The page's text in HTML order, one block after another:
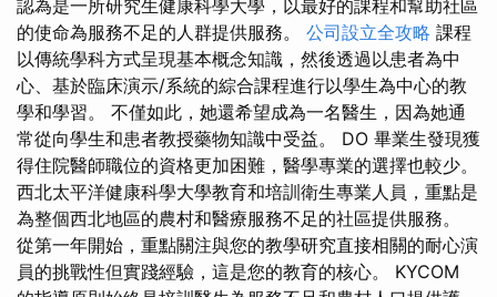
認為是一所研究生健康科學大學，以最好的課程和幫助社區
的使命為服務不足的人群提供服務。 公司設立全攻略 課程
以傳統學科方式呈現基本概念知識，然後透過以患者為中
心、基於臨床演示/系統的綜合課程進行以學生為中心的教
學和學習。 不僅如此，她還希望成為一名醫生，因為她通
常從向學生和患者教授藥物知識中受益。 DO 畢業生發現獲
得住院醫師職位的資格更加困難，醫學專業的選擇也較少。
西北太平洋健康科學大學教育和培訓衛生專業人員，重點是
為整個西北地區的農村和醫療服務不足的社區提供服務。
從第一年開始，重點關注與您的教學研究直接相關的耐心演
員的挑戰性但實踐經驗，這是您的教育的核心。 KYCOM